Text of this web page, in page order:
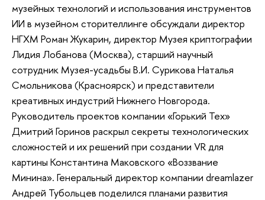
музейных технологий и использования инструментов
ИИ в музейном сторителлинге обсуждали директор
НГХМ Роман Жукарин, директор Музея криптографии
Лидия Лобанова (Москва), старший научный
сотрудник Музея-усадьбы В.И. Сурикова Наталья
Смольникова (Красноярск) и представители
креативных индустрий Нижнего Новгорода.
Руководитель проектов компании «Горький Тех»
Дмитрий Горинов раскрыл секреты технологических
сложностей и их решений при создании VR для
картины Константина Маковского «Воззвание
Минина». Генеральный директор компании dreamlazer
Андрей Тубольцев поделился планами развития